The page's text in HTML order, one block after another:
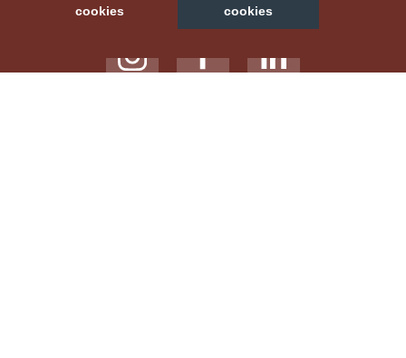
cookies
cookies